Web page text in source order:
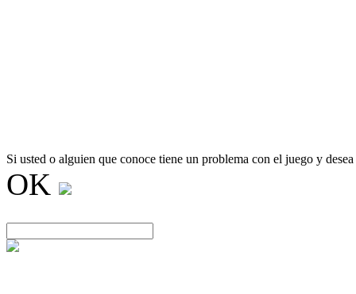
Si usted o alguien que conoce tiene un problema con el juego y
OK